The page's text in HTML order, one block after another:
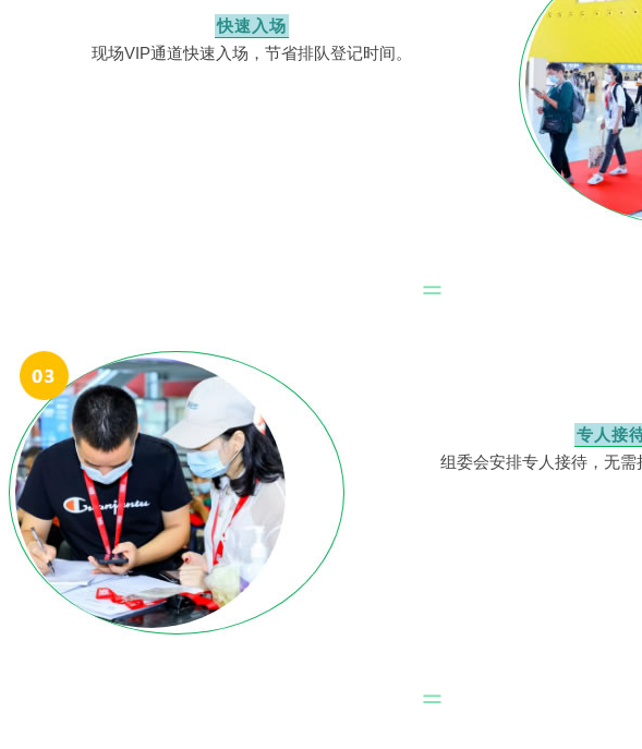
快速入场
现场VIP通道快速入场，节省排队登记时间。
专人接
组委会安排专人接待，无需